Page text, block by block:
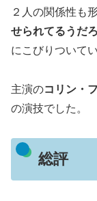
２人の関係性も
せられてるうだろ
にこびりついて
主演のコリン・
の演技でした。
総評